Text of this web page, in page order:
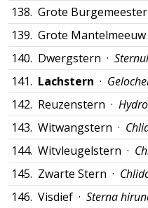
138. Grote Burgemeester
139. Grote Mantelmeeuw
140. Dwergstern ·
141. Lachstern ·
142. Reuzenstern ·
143. Witwangstern ·
144. Witvleugelstern ·
145. Zwarte Stern ·
146. Visdief · Sterna